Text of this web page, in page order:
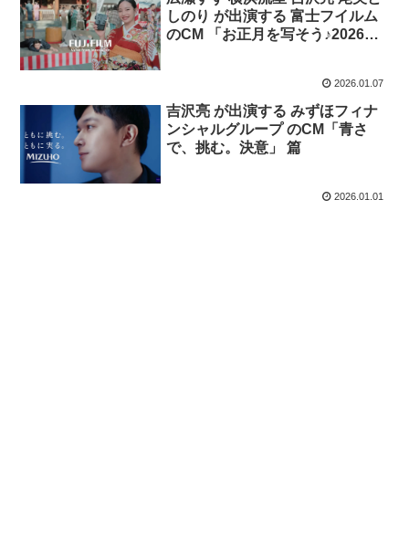
しのり が出演する 富士フイルム
のCM 「お正月を写そう♪2026
2026.01.07
吉沢亮 が出演する みずほフィナ
ンシャルグループ のCM「青さ
で、挑む。決意」 篇
2026.01.01